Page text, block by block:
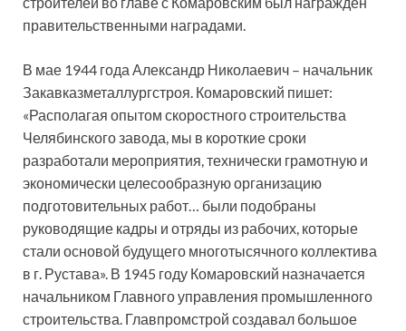
правительственными наградами.
В мае 1944 года Александр Николаевич – начальник
Закавказметаллургстроя. Комаровский пишет:
«Располагая опытом скоростного строительства
Челябинского завода, мы в короткие сроки
разработали мероприятия, технически грамотную и
экономически целесообразную организацию
подготовительных работ… были подобраны
руководящие кадры и отряды из рабочих, которые
стали основой будущего многотысячного коллектива
в г. Рустава». В 1945 году Комаровский назначается
начальником Главного управления промышленного
строительства. Главпромстрой создавал большое